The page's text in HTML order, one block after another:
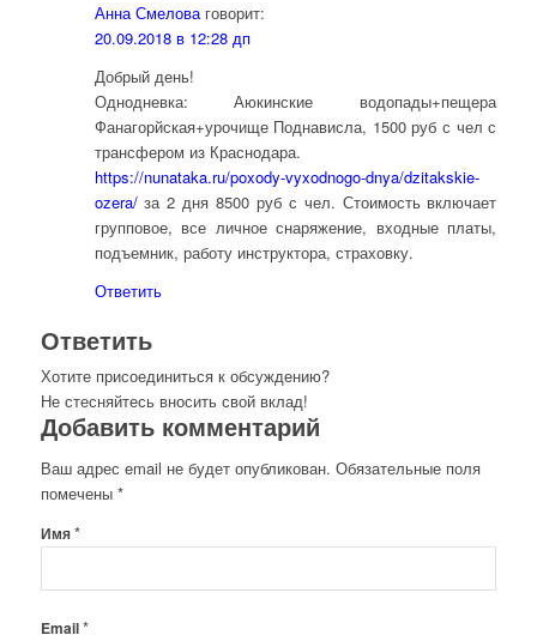
Анна Смелова говорит:
20.09.2018 в 12:28 дп
Добрый день!
Однодневка: Аюкинские водопады+пещера
Фанагорйская+урочище Поднависла, 1500 руб с чел с
трансфером из Краснодара.
https://nunataka.ru/poxody-vyxodnogo-dnya/dzitakskie-
ozera/за 2 дня 8500 руб с чел. Стоимость включает
групповое, все личное снаряжение, входные платы,
подъемник, работу инструктора, страховку.
Ответить
Ответить
Хотите присоединиться к обсуждению?
Не стесняйтесь вносить свой вклад!
Добавить комментарий
Ваш адрес email не будет опубликован. Обязательные поля
помечены *
Имя*
Email*